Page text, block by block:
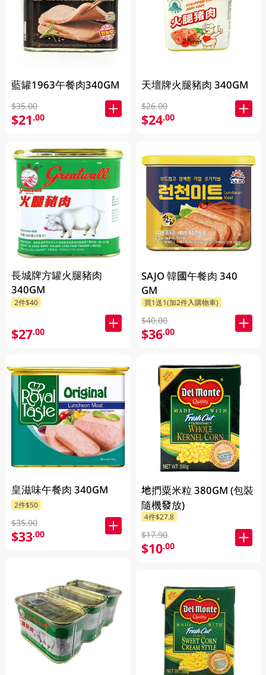
藍罐1963午餐肉340GM
$35.00
$21.00
長城牌方罐火腿豬肉
340GM
2件$40
$27.00
皇滋味午餐肉 340GM
2件$50
$35.00
$33.00
天壇牌火腿豬肉 340GM
$26.00
$24.00
SAJO 韓國午餐肉 340
GM
買1送1(加2件入購物車)
$40.00
$36.00
地捫粟米粒 380GM (包裝
隨機發放)
4件$27.8
$17.90
$10.00